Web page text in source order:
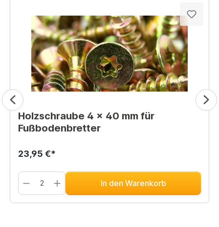
Holzschraube 4 x 40 mm für
Fußbodenbretter
23,95 €*
In den Warenkorb